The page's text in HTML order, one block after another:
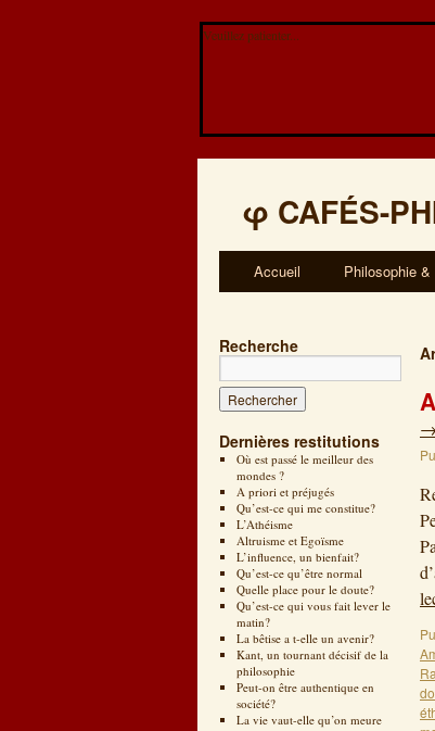
Veuillez patienter...
φ CAFÉS-
Accueil Philosophie
Recherche
Dernières restitutions
Où est passé le meilleur des
mondes ?
A priori et préjugés
Qu’est-ce qui me constitue?
L’Athéisme
Altruisme et Egoïsme
L’influence, un bienfait?
Qu’est-ce qu’être normal
Quelle place pour le doute?
Qu’est-ce qui vous fait lever le
matin?
La bêtise a t-elle un avenir?
Kant, un tournant décisif de la
philosophie
Peut-on être authentique en
société?
La vie vaut-elle qu’on meure
→